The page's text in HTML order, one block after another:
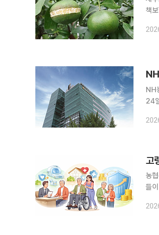
책보
NH
24일 밝혔다. 같은 기간 영
은
고
농
들
금